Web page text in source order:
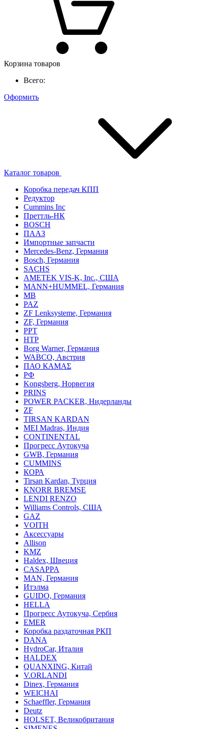
Корзина товаров
Всего:
Оформить
Каталог товаров
Коробка передач КПП
Редуктор
Cummins Inc
Преттль-НК
BOSCH
ПААЗ
Импортные запчасти
Mercedes-Benz, Германия
Bosch, Германия
SACHS
AMETEK VIS-K, Inc., США
MANN+HUMMEL, Германия
MB
PAZ
ZF Lenksysteme, Германия
ZF, Германия
PPT
HTP
Borg Warner, Германия
WABCO, Австрия
ПАО КАМАΣ
РФ
Kongsberg, Норвегия
PRINS
POWER PACKER, Нидерланды
ZF
TIRSAN KARDAN
MEI Madras, Индия
CONTINENTAL
Прогресс Аутокуча
GWB, Германия
CUMMINS
КОРА
Tirsan Kardan, Турция
KNORR BREMSE
LENDI RENZO
Williams Controls, США
GAZ
VOITH
Аксессуары
Allison
KMZ
Haldex, Швеция
CASAPPA
MAN, Германия
Итэлма
GUIDO, Германия
HELLA
Прогресс Аутокуча, Сербия
EMER
Коробка раздаточная РКП
DANA
HydroCar, Италия
HALDEX
QUANXING, Китай
V.ORLANDI
Dinex, Германия
WEICHAI
Schaeffler, Германия
Deutz
HOLSET, Великобритания